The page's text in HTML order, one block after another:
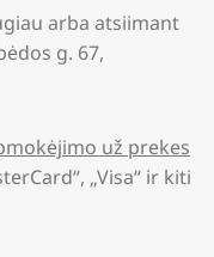
arba atsiimant
g. 67,
už prekes
„Visa“ ir kiti